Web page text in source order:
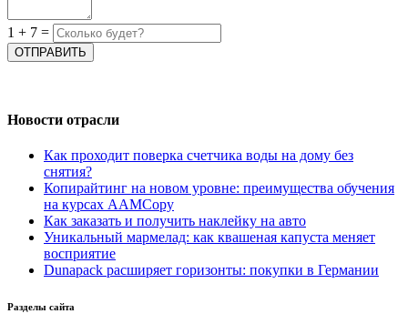
1 + 7 =
Новости отрасли
Как проходит поверка счетчика воды на дому без
снятия?
Копирайтинг на новом уровне: преимущества обучения
на курсах AAMCopy
Как заказать и получить наклейку на авто
Уникальный мармелад: как квашеная капуста меняет
восприятие
Dunapack расширяет горизонты: покупки в Германии
Разделы сайта